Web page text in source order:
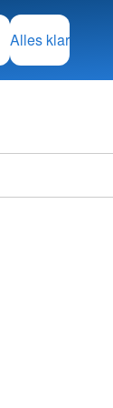
Alles klar